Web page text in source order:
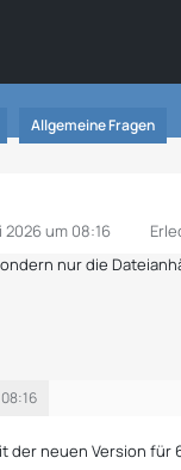
Allgemeine Fragen
2026 um 08:16
nur die
der neuen Version für